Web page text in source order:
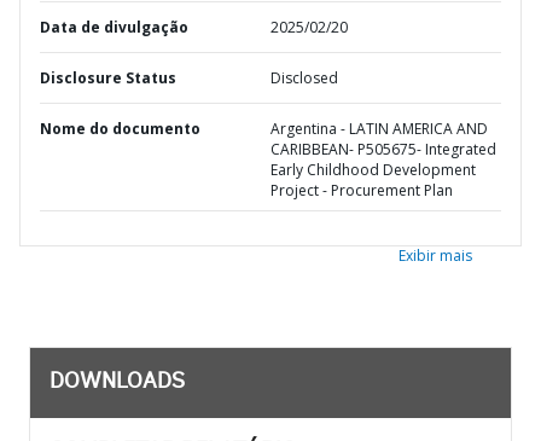
Data de divulgação 2025/02/20
Disclosure Status Disclosed
Nome do documento
Argentina - LATIN AMERICA AND
CARIBBEAN- P505675- Integrated
Early Childhood Development
Project - Procurement Plan
Exibir mais
DOWNLOADS